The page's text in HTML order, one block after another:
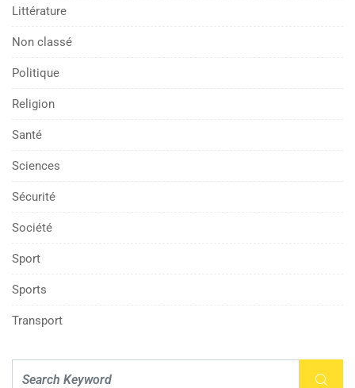
Littérature
Non classé
Politique
Religion
Santé
Sciences
Sécurité
Société
Sport
Sports
Transport